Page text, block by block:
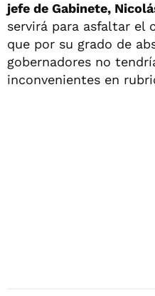
jefe de Gabinete,
servirá para asfaltar el
que por su grado de
gobernadores no
inconvenientes en